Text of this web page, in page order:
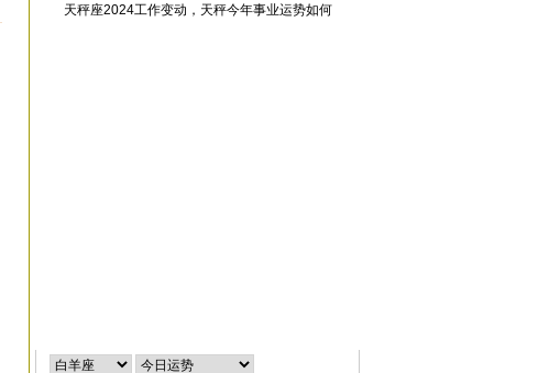
天秤座2024工作变动，天秤今年事业运势如何